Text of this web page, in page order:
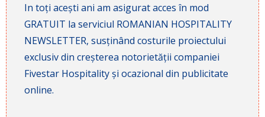
In toți acești ani am asigurat acces în mod
GRATUIT la serviciul ROMANIAN HOSPITALITY
NEWSLETTER, susținând costurile proiectului
exclusiv din creșterea notorietății companiei
Fivestar Hospitality și ocazional din publicitate
online.